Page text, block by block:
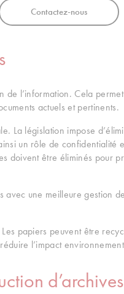
Contactez-nous
de l’information. Cela
actuels et pertinents.
La législation impose
un rôle de confidentialité
doivent être éliminés pour
avec une meilleure gestion
papiers peuvent être
l’impact
d’archives